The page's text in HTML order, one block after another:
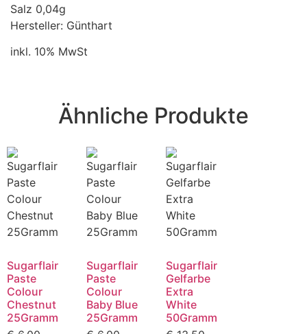
Salz 0,04g
Hersteller: Günthart
inkl. 10% MwSt
Ähnliche Produkte
Sugarflair
Paste
Colour
Chestnut
25Gramm
Sugarflair
Paste
Colour
Baby Blue
25Gramm
Sugarflair
Gelfarbe
Extra
White
50Gramm